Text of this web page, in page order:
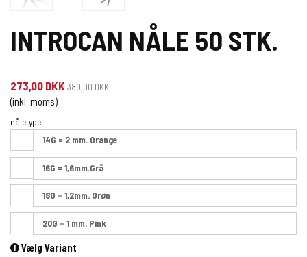
INTROCAN NÅLE 50 STK.
273,00 DKK 380,00 DKK
(inkl. moms)
nåletype:
14G = 2 mm. Orange
16G = 1,6mm.Grå
18G = 1,2mm. Grøn
20G = 1 mm. Pink
Vælg Variant